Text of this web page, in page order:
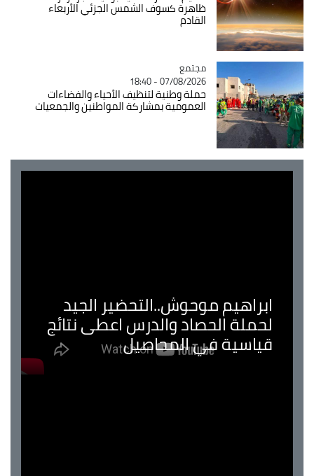
ظاهرة كسوف الشمس الجزئي الأربعاء
القادم
Catégorie
مجتمع
07/08/2026 - 18:40
حملة وطنية لتنظيف الأحياء والفضاءات
العمومية بمشاركة المواطنين والجمعيات
ابراهيم موحوش..التحضير الجيد
لحملة الحصاد والدرس اعطى نتائج
قياسية في المحاصيل